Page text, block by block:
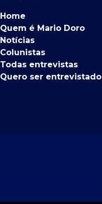
Home
Quem é Mario Doro
Notícias
Colunistas
Todas entrevistas
Quero ser entrevistado